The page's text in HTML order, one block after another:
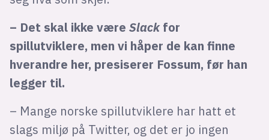
– Det skal ikke være Slack for
spillutviklere, men vi håper de kan finne
hverandre her, presiserer Fossum, før han
legger til.
– Mange norske spillutviklere har hatt et
slags miljø på Twitter, og det er jo ingen